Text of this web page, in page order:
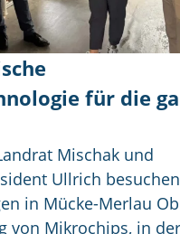
für die
Mischak und
Ullrich
in Mücke-Merlau
von Mikrochips, in der